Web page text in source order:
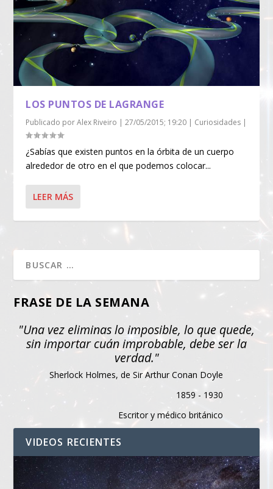
LOS PUNTOS DE LAGRANGE
Publicado porAlex Riveiro |27/05/2015; 19:20 | Curiosidades |
¿Sabías que existen puntos en la órbita de un cuerpo
alrededor de otro en el que podemos colocar...
LEER MÁS
FRASE DE LA SEMANA
"Una vez eliminas lo imposible, lo que quede,
sin importar cuán improbable, debe ser la
verdad."
Sherlock Holmes, de Sir Arthur Conan Doyle
1859 - 1930
Escritor y médico británico
VIDEOS RECIENTES